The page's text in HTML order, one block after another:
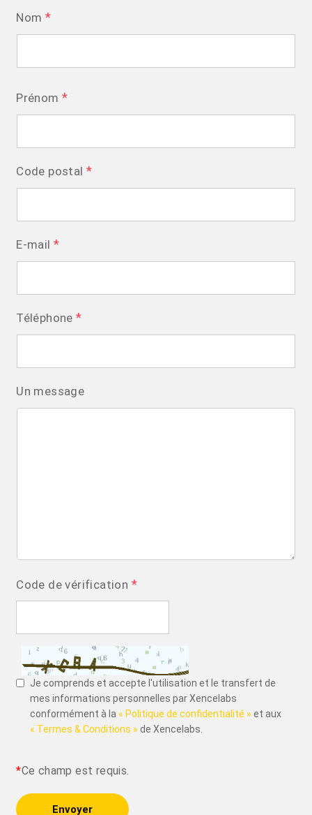
Nom *
Prénom *
Code postal *
E-mail *
Téléphone *
Un message
Code de vérification *
Je comprends et accepte l'utilisation et le transfert de
mes informations personnelles par Xencelabs
conformément à la « Politique de confidentialité » et aux
« Termes & Conditions » de Xencelabs.
*Ce champ est requis.
Envoyer